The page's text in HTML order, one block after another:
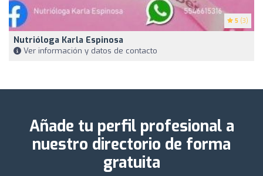
5 (3)
Nutrióloga Karla Espinosa
Ver información y datos de contacto
Añade tu perfil profesional a
nuestro directorio de forma
gratuita